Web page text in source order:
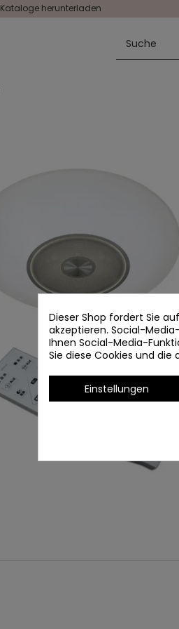
Kataloge herunterladen
Dieser Shop fordert Sie
akzeptieren. Social-
Ihnen Social-Media-
Sie diese Cookies und
Einstellungen